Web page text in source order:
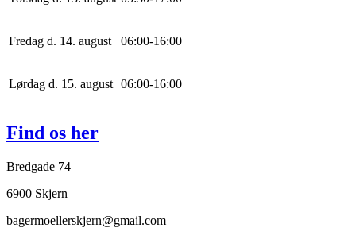
Fredag d. 14. august 06:00-16:00
Lørdag d. 15. august 06:00-16:00
Find os her
Bredgade 74
6900 Skjern
bagermoellerskjern@gmail.com